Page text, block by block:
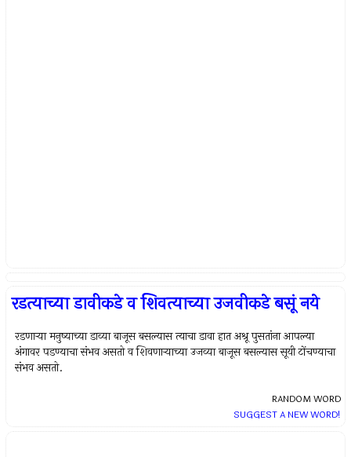
रडत्याच्या डावीकडे व शिवत्याच्या उजवीकडे बसूं नये
रडणार्‍या मनुष्याच्या डाव्या बाजूस बसल्यास त्याचा डावा हात अश्रू पुसतांना आपल्या
अंगावर पडण्याचा संभव असतो व शिवणार्‍याच्या उजव्या बाजूस बसल्यास सूयी टोंचण्याचा
संभव असतो.
RANDOM WORD
SUGGEST A NEW WORD!